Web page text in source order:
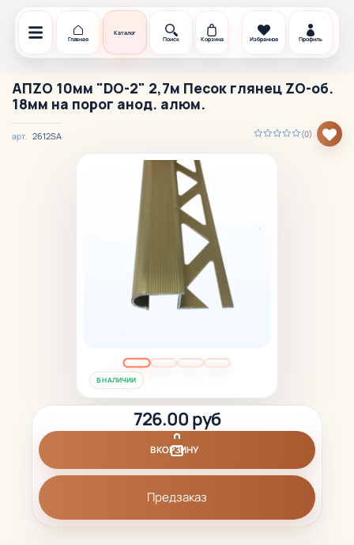
Главная
Каталог
Поиск
Корзина Избранное Профиль
АПZО 10мм "DO-2" 2,7м Песок глянец ZО-об.
18мм на порог анод. алюм.
(0)
арт. 2612SA
В НАЛИЧИИ
726.00 руб
В КОРЗИНУ
Предзаказ